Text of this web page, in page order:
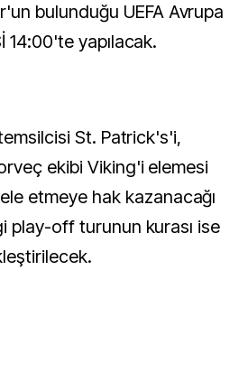
bulunduğu UEFA Avrupa
14:00'te yapılacak.
St. Patrick's'i,
ekibi Viking'i elemesi
etmeye hak kazanacağı
play-off turunun kurası ise